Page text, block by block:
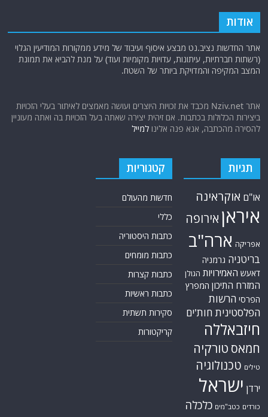
אודות
אתר החדשות נציב.נט מבצע איסוף ועיבוד של מידע ממקורות המודיעין הגלוי
(רשתות חברתיות, עיתונות, עדויות מקומיות ועוד) על מנת להביא את תמונת
המצב המקיפה והמדויקת ביותר של השטח.
אתר Nziv.net מכבד את זכויות היוצרים ועושה מאמצים לאיתור בעלי הזכויות
ביצירות הכלולות בכתבות. אם זיהית יצירה שאתה בעל הזכויות בה ואתה מעוניין
להסירה מהכתבה, אנא פנה אלינולמייל
תגיות
או"ם אוקראינה
איראן אירופה
אפריקה ארה"ב
בריטניה גרמניה
דאעש האמירויות הגולן
המזרח התיכון המפרץ
הפרסי הרשות
הפלסטינית חות'ים
חיזבאללה
חמאס טורקיה
טילים טכנולוגיה
ירדן ישראל
כורדים כטב"מים כלכלה
קטגוריות
חדשות מהעולם
כללי
כתבות היסטוריה
כתבות מומחים
כתבות קצרות
כתבות ראשיות
סקירות תשתית
קריקטורות